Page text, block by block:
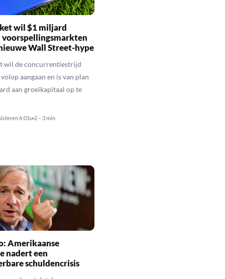
wil $1 miljard
voorspellingsmarkten
Wall Street-hype
wil de concurrentiestrijd
aangaan en is van plan
aan groeikapitaal op te
6:01u 2 – 3 min
Amerikaanse
nadert een
schuldencrisis